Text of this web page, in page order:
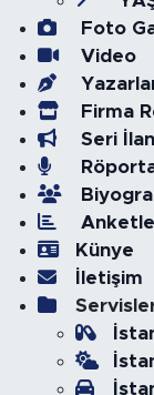
Foto
Video
Firma
Seri İlan
Künye
İletişim